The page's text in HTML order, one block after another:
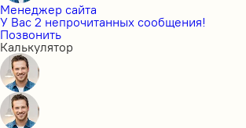
Менеджер сайта
У Вас 2 непрочитанных сообщения!
Позвонить
Калькулятор